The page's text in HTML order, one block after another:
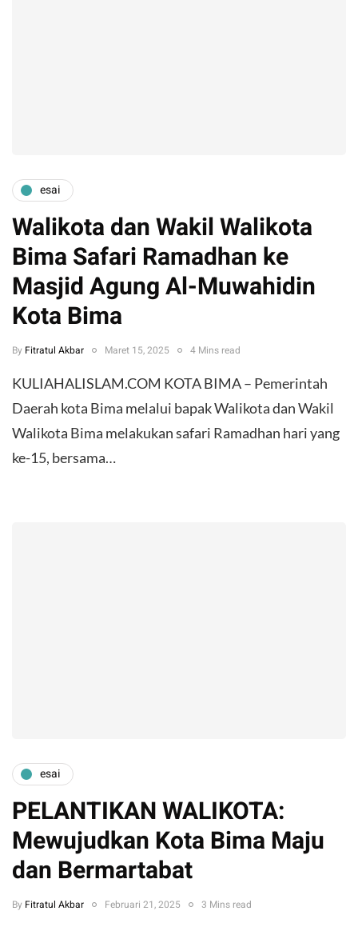
esai
Walikota dan Wakil Walikota
Bima Safari Ramadhan ke
Masjid Agung Al-Muwahidin
Kota Bima
By Fitratul Akbar Maret 15, 2025 4 Mins read
KULIAHALISLAM.COM KOTA BIMA – Pemerintah
Daerah kota Bima melalui bapak Walikota dan Wakil
Walikota Bima melakukan safari Ramadhan hari yang
ke-15, bersama…
esai
PELANTIKAN WALIKOTA:
Mewujudkan Kota Bima Maju
dan Bermartabat
By Fitratul Akbar Februari 21, 2025 3 Mins read